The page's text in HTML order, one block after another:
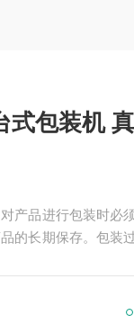
式包装机
产品进行包装时必
的长期保存。包装